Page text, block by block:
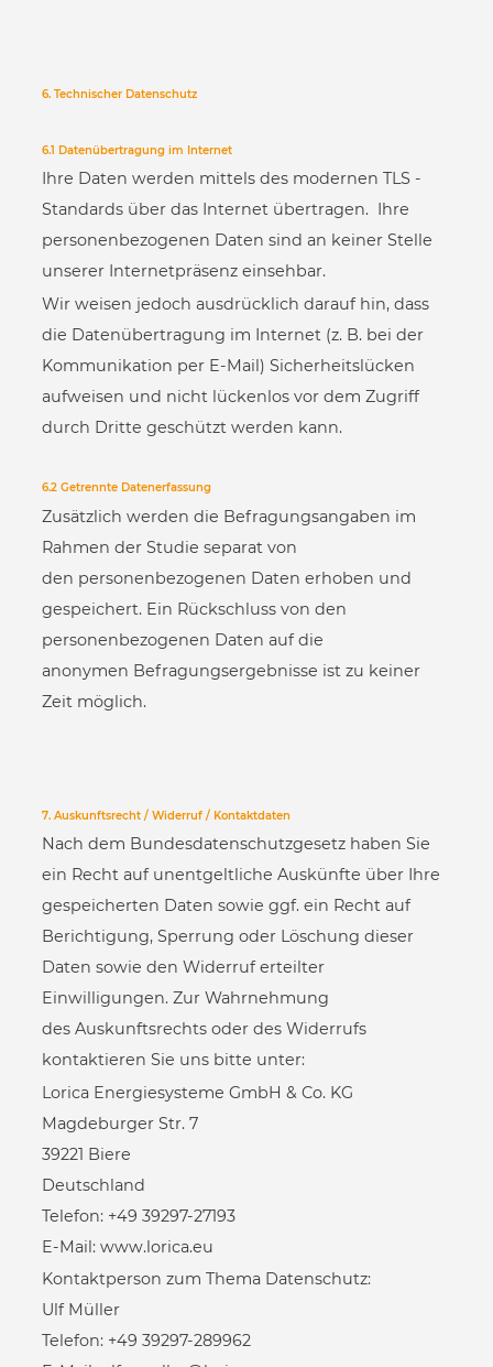
6. Technischer Datenschutz
6.1 Datenübertragung im Internet
Ihre Daten werden mittels des modernen TLS -
Standards über das Internet übertragen. Ihre
personenbezogenen Daten sind an keiner Stelle
unserer Internetpräsenz einsehbar.
Wir weisen jedoch ausdrücklich darauf hin, dass
die Datenübertragung im Internet (z. B. bei der
Kommunikation per E-Mail) Sicherheitslücken
aufweisen und nicht lückenlos vor dem Zugriff
durch Dritte geschützt werden kann.
6.2 Getrennte Datenerfassung
Zusätzlich werden die Befragungsangaben im
Rahmen der Studie separat von
den personenbezogenen Daten erhoben und
gespeichert. Ein Rückschluss von den
personenbezogenen Daten auf die
anonymen Befragungsergebnisse ist zu keiner
Zeit möglich.
7. Auskunftsrecht / Widerruf / Kontaktdaten
Nach dem Bundesdatenschutzgesetz haben Sie
ein Recht auf unentgeltliche Auskünfte über Ihre
gespeicherten Daten sowie ggf. ein Recht auf
Berichtigung, Sperrung oder Löschung dieser
Daten sowie den Widerruf erteilter
Einwilligungen. Zur Wahrnehmung
des Auskunftsrechts oder des Widerrufs
kontaktieren Sie uns bitte unter:
Lorica Energiesysteme GmbH & Co. KG
Magdeburger Str. 7
39221 Biere
Deutschland
Telefon: +49 39297-27193
E-Mail:www.lorica.eu
Kontaktperson zum Thema Datenschutz:
Ulf Müller
Telefon: +49 39297-289962